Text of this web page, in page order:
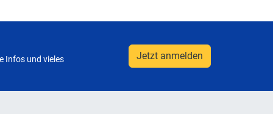
Infos und vieles Jetzt anmelden